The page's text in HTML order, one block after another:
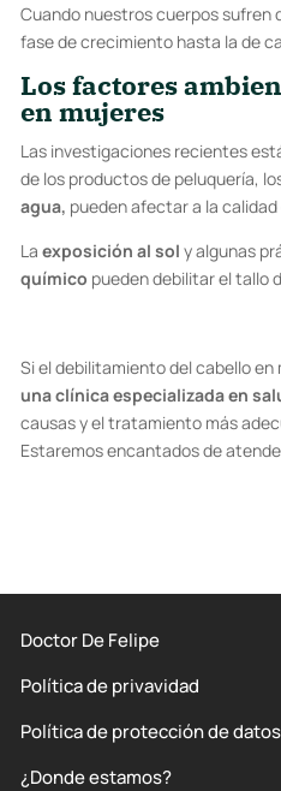
Cuando nuestros cuerpos sufren
fase de crecimiento hasta la de
Los factores
en mujeres
Las investigaciones recientes
de los productos de peluquería,
agua, pueden afectar a la
Laexposición al soly algunas
químico pueden debilitar el tallo
Si el debilitamiento del cabello
una clínica especializada en
causas y el tratamiento más
Estaremos encantados de
Doctor De Felipe
Política de privavidad
Política de protección de datos
¿Donde estamos?